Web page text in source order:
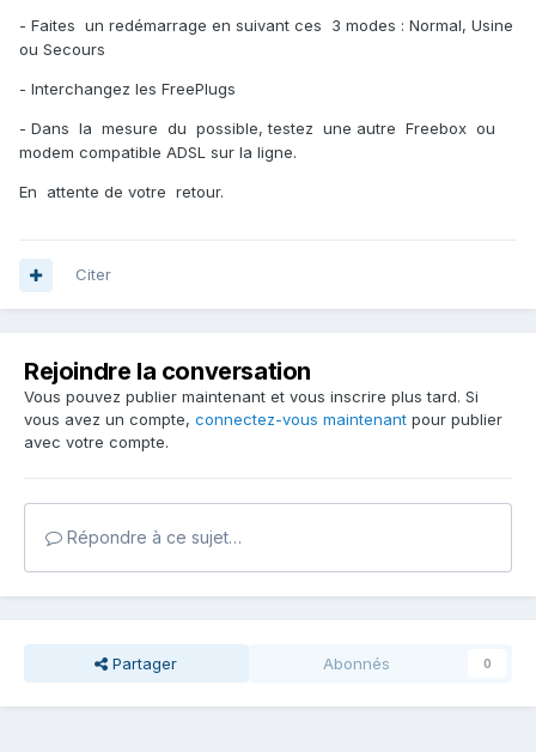
- Faites un redémarrage en suivant ces 3 modes : Normal, Usine
ou Secours
- Interchangez les FreePlugs
- Dans la mesure du possible, testez une autre Freebox ou
modem compatible ADSL sur la ligne.
En attente de votre retour.
Citer
Rejoindre la conversation
Vous pouvez publier maintenant et vous inscrire plus tard. Si
vous avez un compte, connectez-vous maintenant pour publier
avec votre compte.
Répondre à ce sujet…
Partager Abonnés 0